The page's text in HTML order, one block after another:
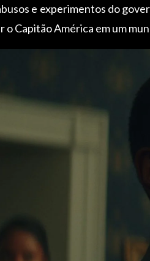
e experimentos do
o Capitão América em um